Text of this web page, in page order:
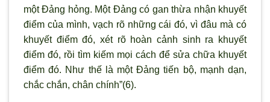
một Đảng hỏng. Một Đảng có gan thừa nhận khuyết
điểm của mình, vạch rõ những cái đó, vì đâu mà có
khuyết điểm đó, xét rõ hoàn cảnh sinh ra khuyết
điểm đó, rồi tìm kiếm mọi cách để sửa chữa khuyết
điểm đó. Như thế là một Đảng tiến bộ, mạnh dạn,
chắc chắn, chân chính”(6).